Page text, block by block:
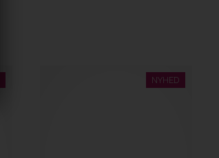
NYHED